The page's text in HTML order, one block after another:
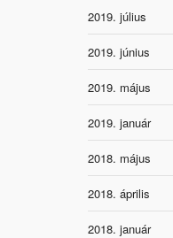
2019. július
2019. június
2019. május
2019. január
2018. május
2018. április
2018. január